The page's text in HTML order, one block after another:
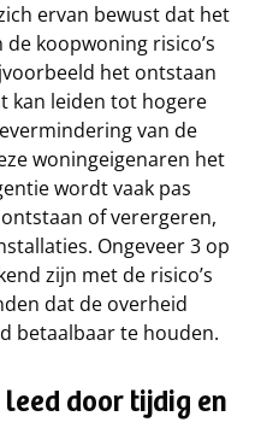
ervan bewust dat het
koopwoning risico’s
het ontstaan
kan leiden tot hogere
van de
woningeigenaren het
wordt vaak pas
of verergeren,
Ongeveer 3 op
zijn met de risico’s
dat de overheid
betaalbaar te houden.
leed door tijdig en